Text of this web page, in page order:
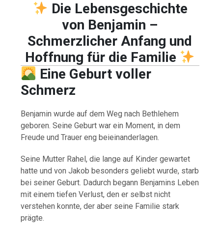
Die Lebensgeschichte
von Benjamin –
Schmerzlicher Anfang und
Hoffnung für die Familie
Eine Geburt voller
Schmerz
Benjamin wurde auf dem Weg nach Bethlehem
geboren. Seine Geburt war ein Moment, in dem
Freude und Trauer eng beieinanderlagen.
Seine Mutter Rahel, die lange auf Kinder gewartet
hatte und von Jakob besonders geliebt wurde, starb
bei seiner Geburt. Dadurch begann Benjamins Leben
mit einem tiefen Verlust, den er selbst nicht
verstehen konnte, der aber seine Familie stark
prägte.